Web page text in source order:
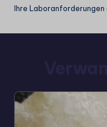
Ihre Laboranforderungen